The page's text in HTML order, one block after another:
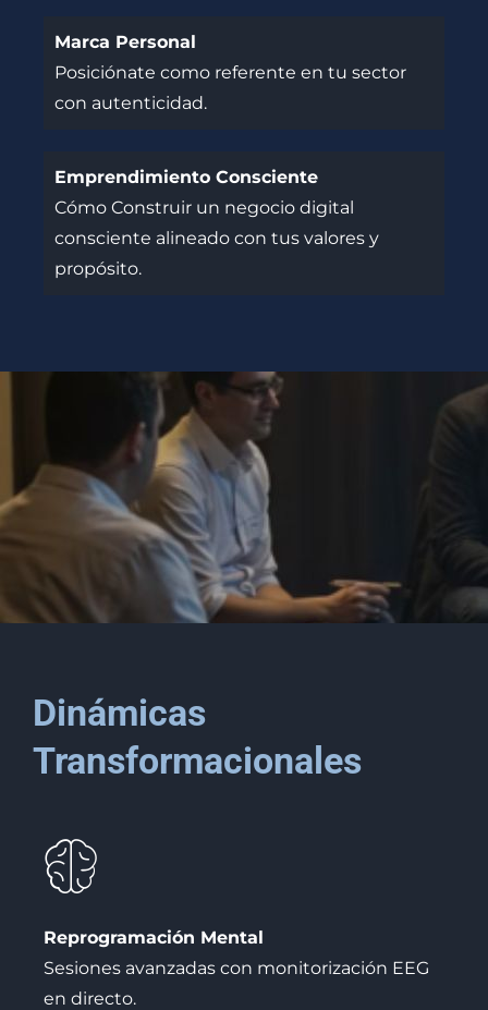
Marca Personal
Posiciónate como referente en tu sector
con autenticidad.
Emprendimiento Consciente
Cómo Construir un negocio digital
consciente alineado con tus valores y
propósito.
Dinámicas
Transformacionales
Reprogramación Mental
Sesiones avanzadas con monitorización EEG
en directo.